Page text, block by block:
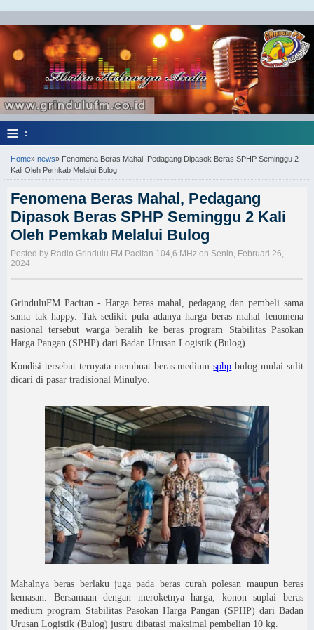
≡ :
Home» news» Fenomena Beras Mahal, Pedagang Dipasok Beras SPHP Seminggu 2
Kali Oleh Pemkab Melalui Bulog
Fenomena Beras Mahal, Pedagang
Dipasok Beras SPHP Seminggu 2 Kali
Oleh Pemkab Melalui Bulog
Posted by Radio Grindulu FM Pacitan 104,6 MHz on Senin, Februari 26,
2024
GrinduluFM Pacitan - Harga beras mahal, pedagang dan pembeli sama
sama tak happy. Tak sedikit pula adanya harga beras mahal fenomena
nasional tersebut warga beralih ke beras program Stabilitas Pasokan
Harga Pangan (SPHP) dari Badan Urusan Logistik (Bulog).
Kondisi tersebut ternyata membuat beras mediumsphp bulog mulai sulit
dicari di pasar tradisional Minulyo.
Mahalnya beras berlaku juga pada beras curah polesan maupun beras
kemasan. Bersamaan dengan meroketnya harga, konon suplai beras
medium program Stabilitas Pasokan Harga Pangan (SPHP) dari Badan
Urusan Logistik (Bulog) justru dibatasi maksimal pembelian 10 kg.